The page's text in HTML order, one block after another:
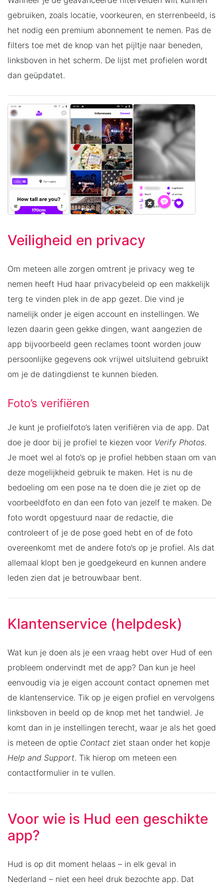
gebruiken, zoals locatie, voorkeuren, en sterrenbeeld, is
het nodig een premium abonnement te nemen. Pas de
filters toe met de knop van het pijltje naar beneden,
linksboven in het scherm. De lijst met profielen wordt
dan geüpdatet.
Veiligheid en privacy
Om meteen alle zorgen omtrent je privacy weg te
nemen heeft Hud haar privacybeleid op een makkelijk
terg te vinden plek in de app gezet. Die vind je
namelijk onder je eigen account en instellingen. We
lezen daarin geen gekke dingen, want aangezien de
app bijvoorbeeld geen reclames toont worden jouw
persoonlijke gegevens ook vrijwel uitsluitend gebruikt
om je de datingdienst te kunnen bieden.
Foto’s verifiëren
Je kunt je profielfoto’s laten verifiëren via de app. Dat
doe je door bij je profiel te kiezen voor Verify Photos.
Je moet wel al foto’s op je profiel hebben staan om van
deze mogelijkheid gebruik te maken. Het is nu de
bedoeling om een pose na te doen die je ziet op de
voorbeeldfoto en dan een foto van jezelf te maken. De
foto wordt opgestuurd naar de redactie, die
controleert of je de pose goed hebt en of de foto
overeenkomt met de andere foto’s op je profiel. Als dat
allemaal klopt ben je goedgekeurd en kunnen andere
leden zien dat je betrouwbaar bent.
Klantenservice (helpdesk)
Wat kun je doen als je een vraag hebt over Hud of een
probleem ondervindt met de app? Dan kun je heel
eenvoudig via je eigen account contact opnemen met
de klantenservice. Tik op je eigen profiel en vervolgens
linksboven in beeld op de knop met het tandwiel. Je
komt dan in je instellingen terecht, waar je als het goed
is meteen de optie Contact ziet staan onder het kopje
Help and Support. Tik hierop om meteen een
contactformulier in te vullen.
Voor wie is Hud een geschikte
app?
Hud is op dit moment helaas – in elk geval in
Nederland – niet een heel druk bezochte app. Dat